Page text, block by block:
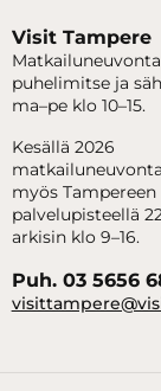
Visit Tampere
puhelimitse ja
ma–pe klo 10–15.
Kesällä 2026
myös
palvelupisteellä
arkisin klo 9–16.
Puh. 03 5656